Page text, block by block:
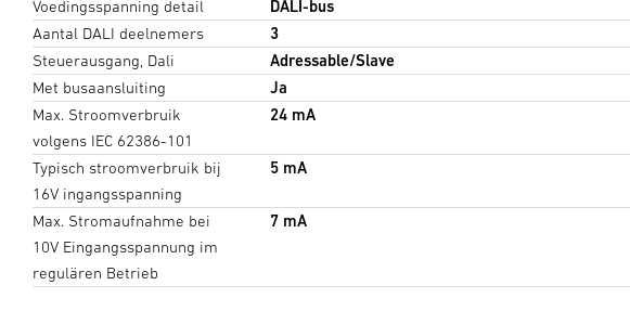
Voedingsspanning detail
DALI-bus
Aantal DALI deelnemers
3
Steuerausgang, Dali
Adressable/Slave
Met busaansluiting
Ja
Max. Stroomverbruik
volgens IEC 62386-101
24 mA
Typisch stroomverbruik bij
16V ingangsspanning
5 mA
Max. Stromaufnahme bei
10V Eingangsspannung im
regulären Betrieb
7 mA